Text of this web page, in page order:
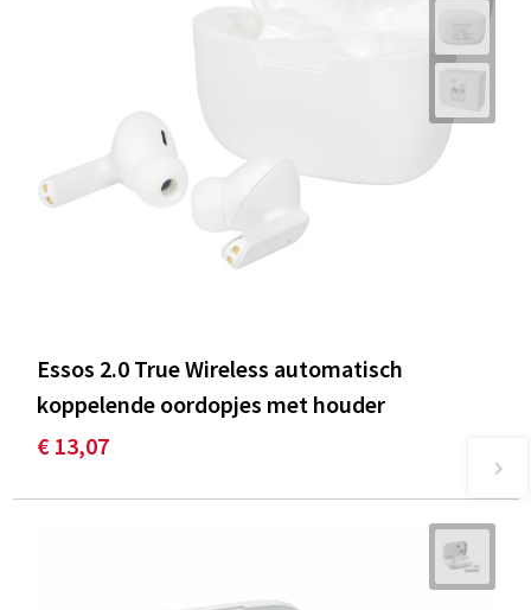
Essos 2.0 True Wireless automatisch
koppelende oordopjes met houder
€ 13,07